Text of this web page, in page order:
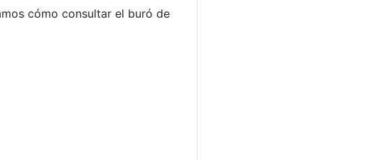
cómo consultar el buró de